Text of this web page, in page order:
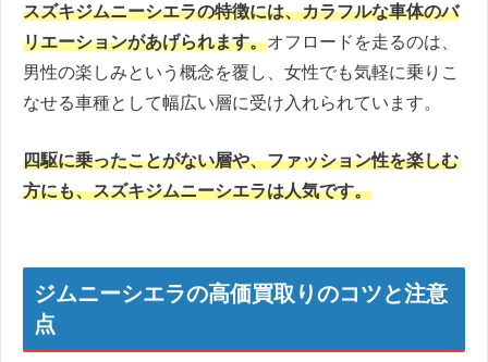
スズキジムニーシエラの特徴には、カラフルな車体のバ
リエーションがあげられます。オフロードを走るのは、
男性の楽しみという概念を覆し、女性でも気軽に乗りこ
なせる車種として幅広い層に受け入れられています。
四駆に乗ったことがない層や、ファッション性を楽しむ
方にも、スズキジムニーシエラは人気です。
ジムニーシエラの高価買取りのコツと注意
点